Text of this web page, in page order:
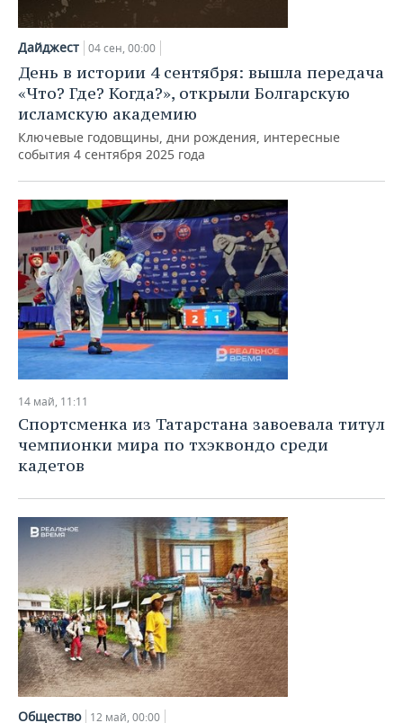
Дайджест 04 сен, 00:00
День в истории 4 сентября: вышла передача
«Что? Где? Когда?», открыли Болгарскую
исламскую академию
Ключевые годовщины, дни рождения, интересные
события 4 сентября 2025 года
14 май, 11:11
Спортсменка из Татарстана завоевала титул
чемпионки мира по тхэквондо среди
кадетов
Общество 12 май, 00:00